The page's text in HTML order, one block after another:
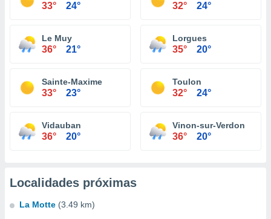
33° 24° 32° 24°
Le Muy
36° 21°
Lorgues
35° 20°
Sainte-Maxime
33° 23°
Toulon
32° 24°
Vidauban
36° 20°
Vinon-sur-Verdon
36° 20°
Localidades próximas
La Motte (3.49 km)